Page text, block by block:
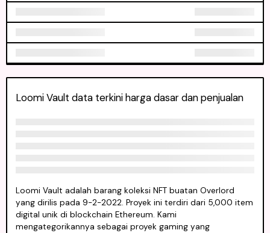
Loomi Vault data terkini harga dasar dan penjualan
Loomi Vault adalah barang koleksi NFT buatan Overlord
yang dirilis pada 9-2-2022. Proyek ini terdiri dari 5,000 item
digital unik di blockchain Ethereum. Kami
mengategorikannya sebagai proyek gaming yang